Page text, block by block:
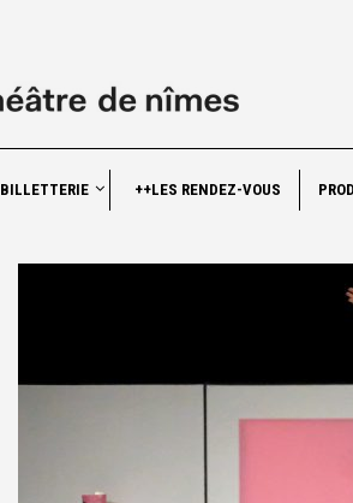
BILLETTERIE ++LES RENDEZ-VOUS